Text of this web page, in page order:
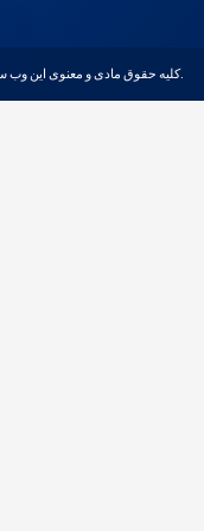
کلیه حقوق مادی و معنوی این وب سایت متعلق به دانشگاه صنعتی شریف می‌باشد.